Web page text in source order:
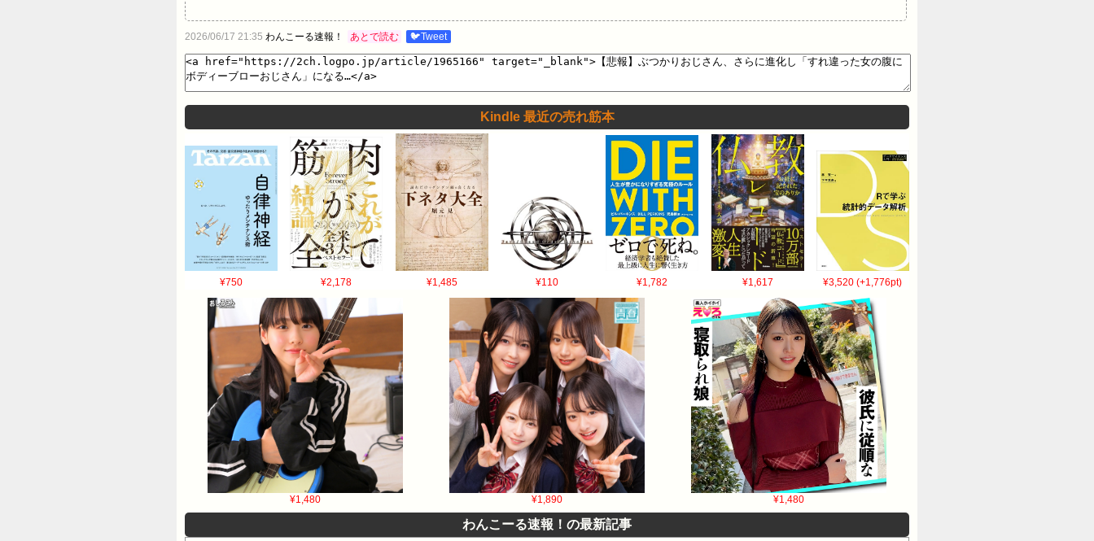
2026/06/17 21:35 わんこーる速報！ あとで読む 🐦Tweet
Kindle 最近の売れ筋本
¥750 ¥2,178 ¥1,485 ¥110 ¥1,782 ¥1,617 ¥3,520 (+1,776pt)
¥1,480 ¥1,890 ¥1,480
わんこーる速報！の最新記事